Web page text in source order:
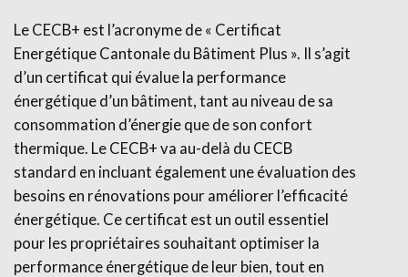
Le CECB+ est l’acronyme de « Certificat
Energétique Cantonale du Bâtiment Plus ». Il s’agit
d’un certificat qui évalue la performance
énergétique d’un bâtiment, tant au niveau de sa
consommation d’énergie que de son confort
thermique. Le CECB+ va au-delà du CECB
standard en incluant également une évaluation des
besoins en rénovations pour améliorer l’efficacité
énergétique. Ce certificat est un outil essentiel
pour les propriétaires souhaitant optimiser la
performance énergétique de leur bien, tout en